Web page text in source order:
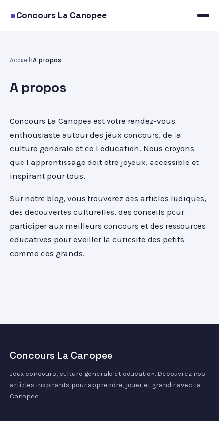
●Concours La Canopee
Accueil A propos
A propos
Concours La Canopee est votre rendez-vous
enthousiaste autour des jeux concours, de la
culture generale et de l education. Nous croyons
que l apprentissage doit etre joyeux, accessible et
inspirant pour tous.
Sur notre blog, vous trouverez des articles ludiques,
des decouvertes culturelles, des conseils pour
participer aux meilleurs concours et des ressources
educatives pour eveiller la curiosite des petits
comme des grands.
Concours La Canopee
Jeux concours, culture generale et education. Decouvrez nos
articles inspirants pour apprendre, jouer et grandir avec La
Canopee.